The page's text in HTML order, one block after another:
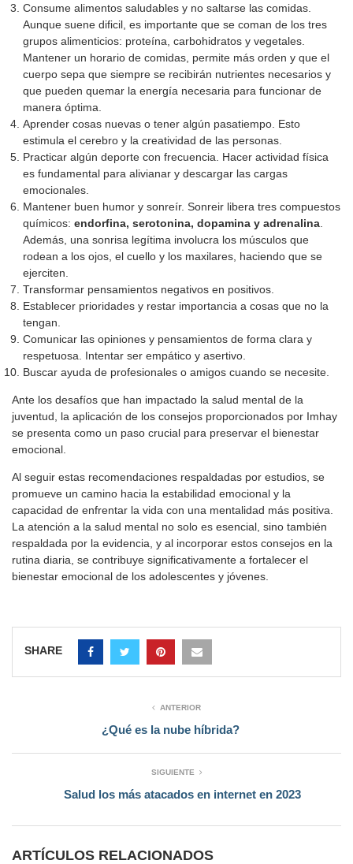
Consume alimentos saludables y no saltarse las comidas.
Aunque suene dificil, es importante que se coman de los tres
grupos alimenticios: proteína, carbohidratos y vegetales.
Mantener un horario de comidas, permite más orden y que el
cuerpo sepa que siempre se recibirán nutrientes necesarios y
que pueden quemar la energía necesaria para funcionar de
manera óptima.
Aprender cosas nuevas o tener algún pasatiempo. Esto
estimula el cerebro y la creatividad de las personas.
Practicar algún deporte con frecuencia. Hacer actividad física
es fundamental para alivianar y descargar las cargas
emocionales.
Mantener buen humor y sonreír. Sonreir libera tres compuestos
químicos: endorfina, serotonina, dopamina y adrenalina
Además, una sonrisa legítima involucra los músculos que
rodean a los ojos, el cuello y los maxilares, haciendo que se
ejerciten.
Transformar pensamientos negativos en positivos.
Establecer prioridades y restar importancia a cosas que no la
tengan.
Comunicar las opiniones y pensamientos de forma clara y
respetuosa. Intentar ser empático y asertivo.
Buscar ayuda de profesionales o amigos cuando se necesite.
Ante los desafíos que han impactado la salud mental de la
juventud, la aplicación de los consejos proporcionados por Imhay
se presenta como un paso crucial para preservar el bienestar
emocional.
Al seguir estas recomendaciones respaldadas por estudios, se
promueve un camino hacia la estabilidad emocional y la
capacidad de enfrentar la vida con una mentalidad más positiva.
La atención a la salud mental no solo es esencial, sino también
respaldada por la evidencia, y al incorporar estos consejos en la
rutina diaria, se contribuye significativamente a fortalecer el
bienestar emocional de los adolescentes y jóvenes.
SHARE
ANTERIOR
¿Qué es la nube híbrida?
SIGUIENTE
Salud los más atacados en internet en 2023
ARTÍCULOS RELACIONADOS